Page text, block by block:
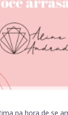
na hora de se